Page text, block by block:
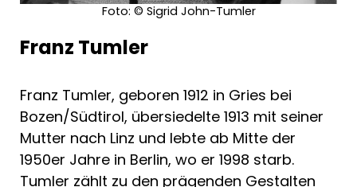
Foto: © Sigrid John-Tumler
Franz Tumler
Franz Tumler, geboren 1912 in Gries bei
Bozen/Südtirol, übersiedelte 1913 mit seiner
Mutter nach Linz und lebte ab Mitte der
1950er Jahre in Berlin, wo er 1998 starb.
Tumler zählt zu den prägenden Gestalten